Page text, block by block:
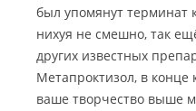
й
в
и
д
был упомянут терминат
нихуя не смешно, так
других известных
Метапроктизол, в конце
ваше творчество выше